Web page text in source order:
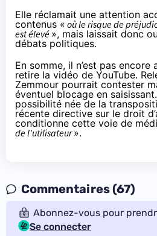
Elle réclamait une attention
contenus « où le risque de
est élevé », mais laissait donc
débats politiques.
En somme, il n’est pas encore
retire la vidéo de YouTube.
Zemmour pourrait contester
éventuel blocage en
possibilité née de la
récente directive sur le droit
conditionne cette voie de
de l'utilisateur».
Commentaires (67)
Abonnez-vous pour
Se connecter